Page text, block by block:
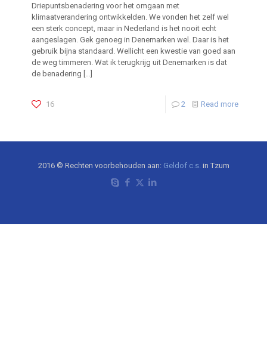
Driepuntsbenadering voor het omgaan met
klimaatverandering ontwikkelden. We vonden het zelf wel
een sterk concept, maar in Nederland is het nooit echt
aangeslagen. Gek genoeg in Denemarken wel. Daar is het
gebruik bijna standaard. Wellicht een kwestie van goed aan
de weg timmeren. Wat ik terugkrijg uit Denemarken is dat
de benadering […]
16 2 Read more
2016 © Rechten voorbehouden aan: Geldof c.s. in Tzum